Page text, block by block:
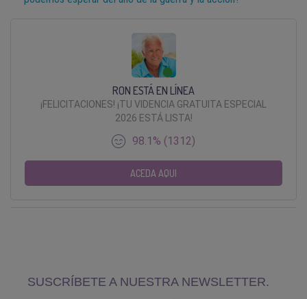
RON ESTÁ EN LÍNEA
¡FELICITACIONES! ¡TU VIDENCIA GRATUITA ESPECIAL
2026 ESTÁ LISTA!
98.1% (1312)
ACEDA AQUI